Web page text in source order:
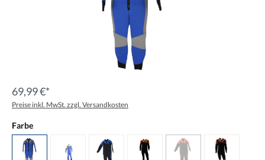
69,99 €*
Preise inkl. MwSt. zzgl. Versandkosten
Farbe